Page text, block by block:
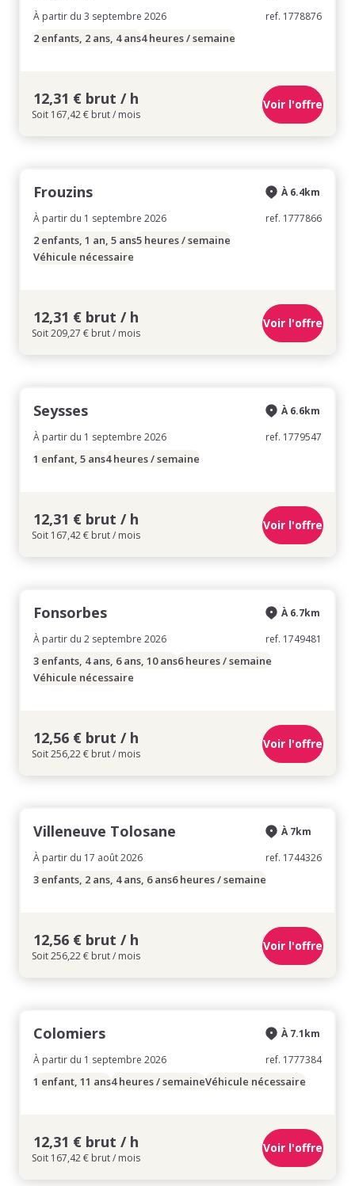
À partir du 3 septembre 2026
ref. 1778876
2 enfants, 2 ans, 4 ans4 heures / semaine
12,31 € brut / h
Soit 167,42 € brut / mois
Voir l'offre
Frouzins
À partir du 1 septembre 2026
À 6.4km
ref. 1777866
2 enfants, 1 an, 5 ans5 heures / semaine
Véhicule nécessaire
12,31 € brut / h
Soit 209,27 € brut / mois
Voir l'offre
Seysses
À partir du 1 septembre 2026
À 6.6km
ref. 1779547
1 enfant, 5 ans4 heures / semaine
12,31 € brut / h
Soit 167,42 € brut / mois
Voir l'offre
Fonsorbes
À partir du 2 septembre 2026
À 6.7km
ref. 1749481
3 enfants, 4 ans, 6 ans, 10 ans6 heures / semaine
Véhicule nécessaire
12,56 € brut / h
Soit 256,22 € brut / mois
Voir l'offre
Villeneuve Tolosane
À partir du 17 août 2026
À 7km
ref. 1744326
3 enfants, 2 ans, 4 ans, 6 ans6 heures / semaine
12,56 € brut / h
Soit 256,22 € brut / mois
Voir l'offre
Colomiers
À partir du 1 septembre 2026
À 7.1km
ref. 1777384
1 enfant, 11 ans4 heures / semaineVéhicule nécessaire
12,31 € brut / h
Soit 167,42 € brut / mois
Voir l'offre